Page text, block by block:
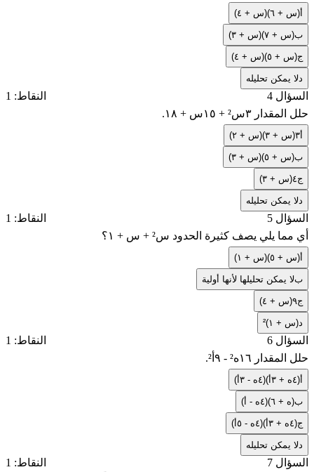
(س + ٦)(س + ٤)
ب(س + ٧)(س + ٣)
ج(س + ٥)(س + ٤)
لا يمكن تحليله
السؤال 4
النقاط: 1
حلل المقدار ٣س² + ١٥س + ١٨.
٣(س + ٣)(س + ٢)
ب(س + ٥)(س + ٣)
ج٤(س + ٣)
لا يمكن تحليله
السؤال 5
النقاط: 1
أي مما يلي يصف كثيرة الحدود س² + س + ١؟
(س + ٥)(س + ١)
بلا يمكن تحليلها لأنها أولية
ج٩(س + ٤)
(س + ١)²
السؤال 6
النقاط: 1
حلل المقدار ١٦ه² - ٩أ².
(٤ه + ٣أ)(٤ه - ٣أ)
ب(ه + ٦)(٤ه - أ)
ج(٤ه + ٣أ)(٤ه - ٥أ)
لا يمكن تحليله
السؤال 7
النقاط: 1